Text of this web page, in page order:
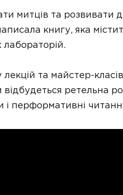
митців та розвивати
книгу, яка
лабораторій.
лекцій та майстер-
ретельна
і перформативні